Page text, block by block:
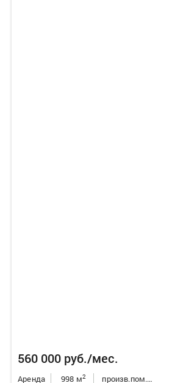
560 000 руб./мес.
Аренда 998 м2 произв.пом./склад/бокс